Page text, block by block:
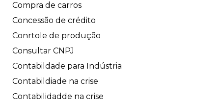
Compra de carros
Concessão de crédito
Conrtole de produção
Consultar CNPJ
Contabildade para Indústria
Contabildiade na crise
Contabilidadde na crise